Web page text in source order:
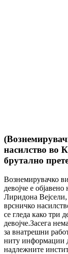
насилство во
брутално
Вознемирувачко
девојче е
Лиридона Вејсели,
врсничко
се гледа како три
девојче.Засега
за внатрешни
ниту информации
надлежните